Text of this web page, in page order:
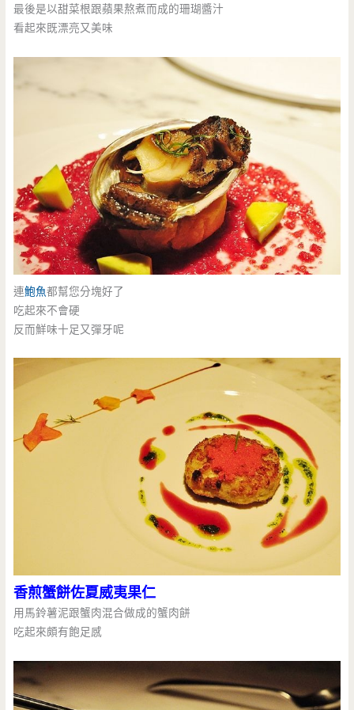
最後是以甜菜根跟蘋果熬煮而成的珊瑚醬汁
看起來既漂亮又美味
連鮑魚都幫您分塊好了
吃起來不會硬
反而鮮味十足又彈牙呢
香煎蟹餅佐夏威夷果仁
用馬鈴薯泥跟蟹肉混合做成的蟹肉餅
吃起來頗有飽足感